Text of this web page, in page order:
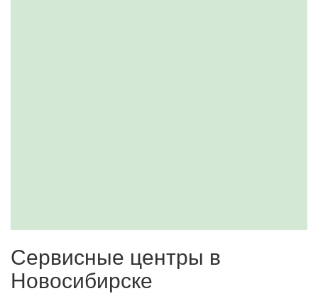
Сервисные центры в
Новосибирске